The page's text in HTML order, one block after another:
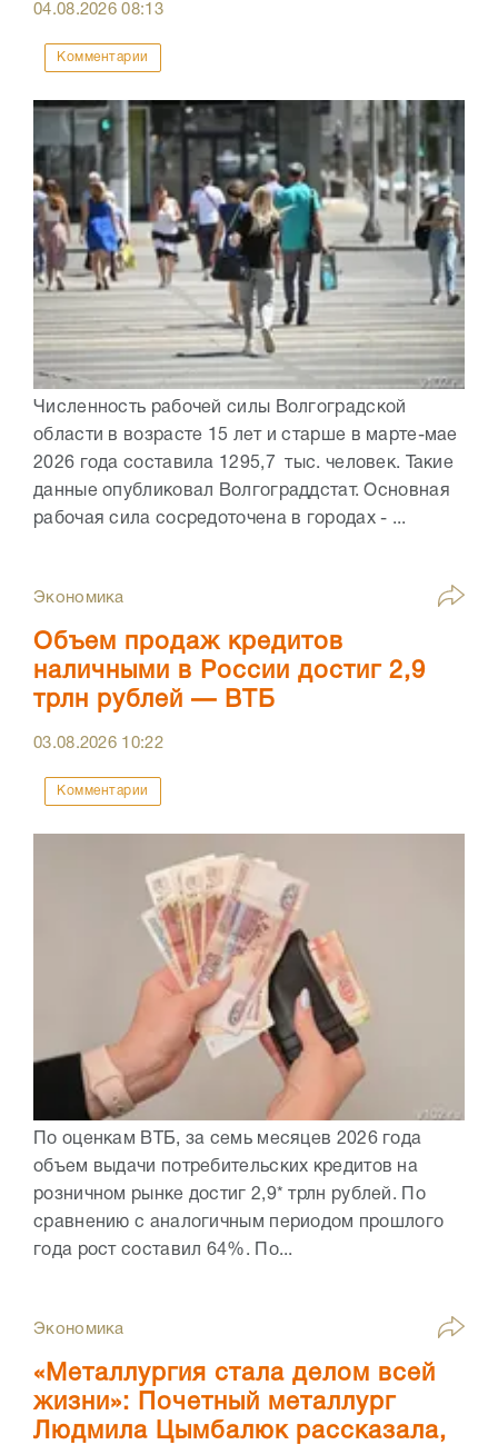
04.08.202608:13
Комментарии
Численность рабочей силы Волгоградской
области в возрасте 15 лет и старше в марте-мае
2026 года составила 1295,7 тыс. человек. Такие
данные опубликовал Волгограддстат. Основная
рабочая сила сосредоточена в городах - ...
Экономика
Объем продаж кредитов
наличными в России достиг 2,9
трлн рублей — ВТБ
03.08.2026 10:22
Комментарии
По оценкам ВТБ, за семь месяцев 2026 года
объем выдачи потребительских кредитов на
розничном рынке достиг 2,9* трлн рублей. По
сравнению с аналогичным периодом прошлого
года рост составил 64%. По...
Экономика
«Металлургия стала делом всей
жизни»: Почетный металлург
Людмила Цымбалюк рассказала,